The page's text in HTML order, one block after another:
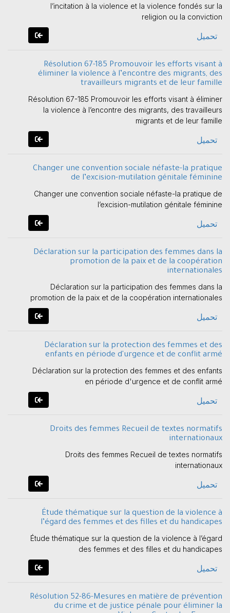
l’incitation à la violence et la violence fondés sur la
religion ou la conviction
تحميل
Résolution 67-185 Promouvoir les efforts visant à
éliminer la violence à l’encontre des migrants, des
travailleurs migrants et de leur famille
Résolution 67-185 Promouvoir les efforts visant à éliminer
la violence à l’encontre des migrants, des travailleurs
migrants et de leur famille
تحميل
Changer une convention sociale néfaste-la pratique
de l’excision-mutilation génitale féminine
Changer une convention sociale néfaste-la pratique de
l’excision-mutilation génitale féminine
تحميل
Déclaration sur la participation des femmes dans la
promotion de la paix et de la coopération
internationales
Déclaration sur la participation des femmes dans la
promotion de la paix et de la coopération internationales
تحميل
Déclaration sur la protection des femmes et des
enfants en période d'urgence et de conflit armé
Déclaration sur la protection des femmes et des enfants
en période d'urgence et de conflit armé
تحميل
Droits des femmes Recueil de textes normatifs
internationaux
Droits des femmes Recueil de textes normatifs
internationaux
تحميل
Étude thématique sur la question de la violence à
l’égard des femmes et des filles et du handicapes
Étude thématique sur la question de la violence à l’égard
des femmes et des filles et du handicapes
تحميل
Résolution 52-86-Mesures en matière de prévention
du crime et de justice pénale pour éliminer la